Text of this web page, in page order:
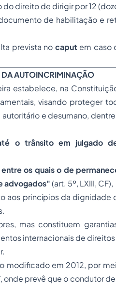
direito de dirigir por 12
de habilitação e
prevista no caput em caso
AUTOINCRIMINAÇÃO
estabelece, na
visando proteger
e desumano,
o trânsito em julgado
os quais o de
advogados"(art. 5º, LXIII, CF),
aos princípios da dignidade
mas constituem
internacionais de direitos
modificado em 2012, por
onde prevê que o condutor